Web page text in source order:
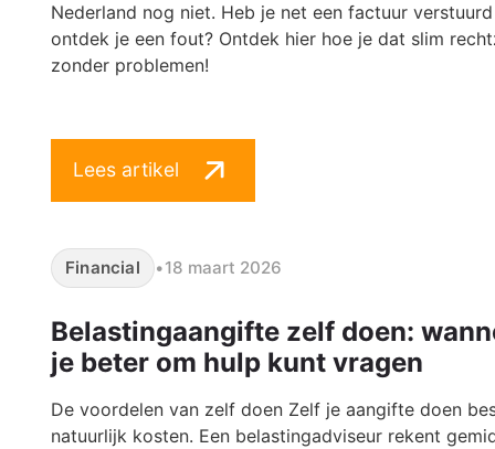
Nederland nog niet. Heb je net een factuur
ontdek je een fout? Ontdek hier hoe je dat slim
zonder problemen!
Lees artikel
Financial •18 maart 2026
Belastingaangifte zelf doen:
je beter om hulp kunt vragen
De voordelen van zelf doen Zelf je aangifte doen
natuurlijk kosten. Een belastingadviseur rekent